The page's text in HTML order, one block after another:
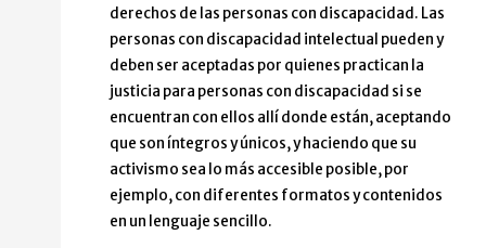
derechos de las personas con discapacidad. Las
personas con discapacidad intelectual pueden y
deben ser aceptadas por quienes practican la
justicia para personas con discapacidad si se
encuentran con ellos allí donde están, aceptando
que son íntegros y únicos, y haciendo que su
activismo sea lo más accesible posible, por
ejemplo, con diferentes formatos y contenidos
en un lenguaje sencillo.